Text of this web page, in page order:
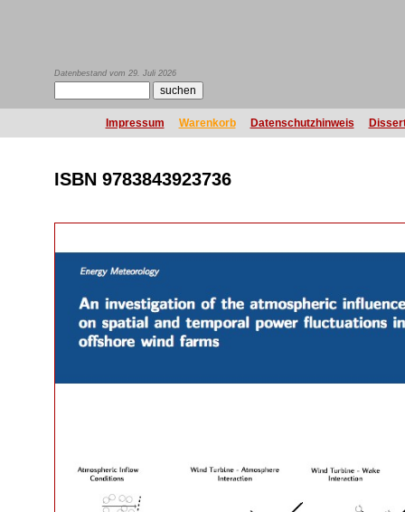
Datenbestand vom 29. Juli 2026
Impressum Warenkorb Datenschutzhinweis
ISBN 9783843923736